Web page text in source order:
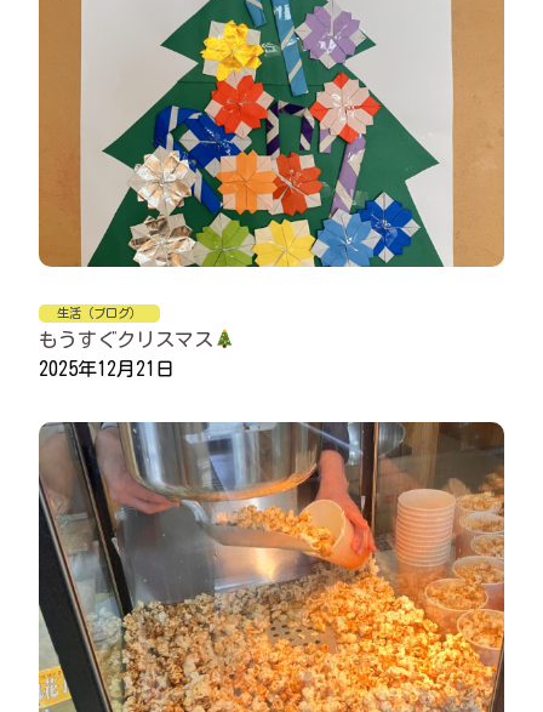
生活（ブログ）
もうすぐクリスマス
2025年12月21日